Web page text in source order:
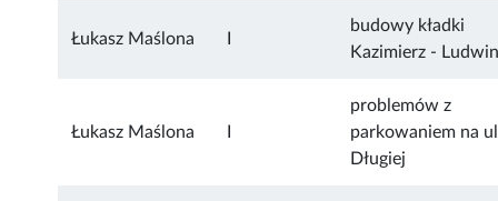
Łukasz Maślona
budowy kładki
Kazimierz -
Łukasz Maślona
problemów z
parkowaniem na
Długiej